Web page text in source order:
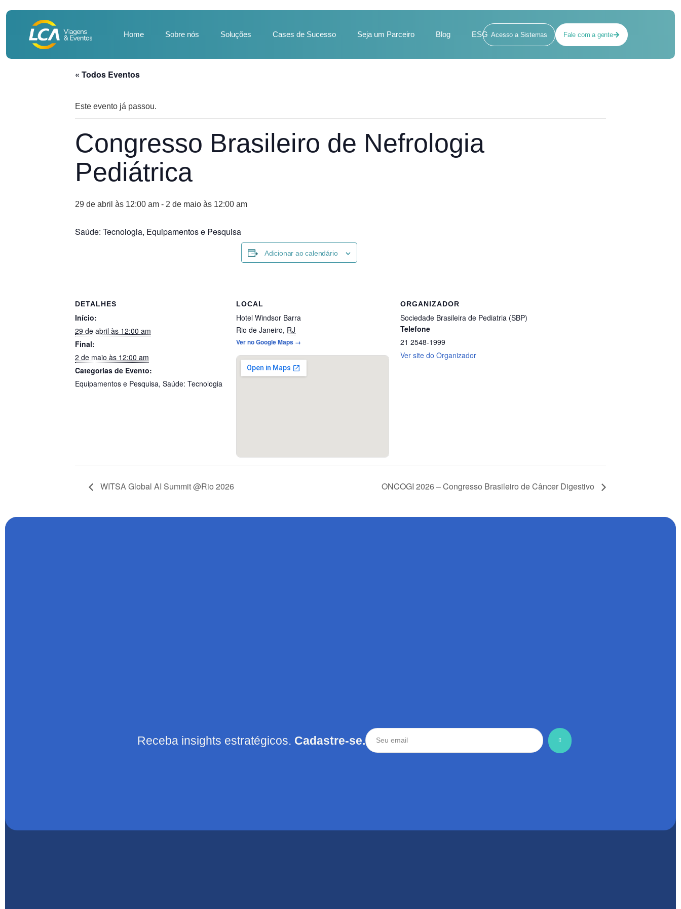
Home Sobre nós Soluções Cases de Sucesso Seja um Parceiro Blog ESG Acesso a Sistemas Fale com a gente
« Todos Eventos
Este evento já passou.
Congresso Brasileiro de Nefrologia
Pediátrica
29 de abril às 12:00 am - 2 de maio às 12:00 am
Saúde: Tecnologia, Equipamentos e Pesquisa
Adicionar ao calendário
DETALHES
Início:
29 de abril às 12:00 am
Final:
2 de maio às 12:00 am
Categorias de Evento:
Equipamentos e Pesquisa, Saúde: Tecnologia
LOCAL
Hotel Windsor Barra
Rio de Janeiro, RJ
Ver no Google Maps →
ORGANIZADOR
Sociedade Brasileira de Pediatria (SBP)
Telefone
21 2548-1999
Ver site do Organizador
WITSA Global AI Summit @Rio 2026 ONCOGI 2026 – Congresso Brasileiro de Câncer Digestivo
Receba insights estratégicos. Cadastre-se.